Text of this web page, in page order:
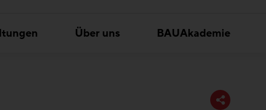
Über uns BAUAkademie